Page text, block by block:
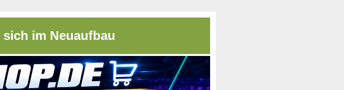
im Neuaufbau